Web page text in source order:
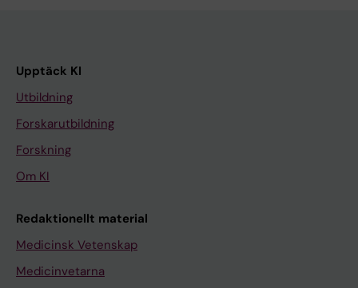
Upptäck KI
Utbildning
Forskarutbildning
Forskning
Om KI
Redaktionellt material
Medicinsk Vetenskap
Medicinvetarna